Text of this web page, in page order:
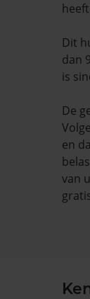
Dit
dan
is
De
en
van